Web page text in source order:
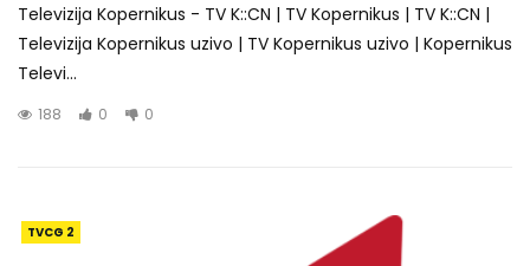
Televizija Kopernikus - TV K::CN | TV Kopernikus | TV K::CN |
Televizija Kopernikus uzivo | TV Kopernikus uzivo | Kopernikus
Televi...
188 0 0
TVCG 2